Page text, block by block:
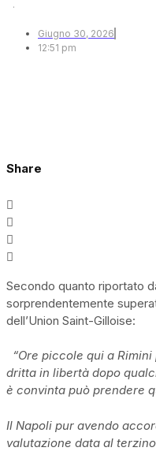
·
Giugno 30, 2026
12:51 pm
Share
Secondo quanto riportato
sorprendentemente
dell’Union Saint-Gilloise:
“Ore piccole qui a
dritta in libertà dopo
è convinta può prendere
Il Napoli pur avendo
valutazione data al